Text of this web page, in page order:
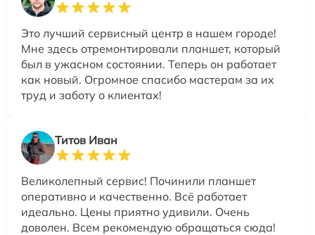
Это лучший сервисный центр в нашем городе!
Мне здесь отремонтировали планшет, который
был в ужасном состоянии. Теперь он работает
как новый. Огромное спасибо мастерам за их
труд и заботу о клиентах!
Титов Иван
Великолепный сервис! Починили планшет
оперативно и качественно. Всё работает
идеально. Цены приятно удивили. Очень
доволен. Всем рекомендую обращаться сюда!